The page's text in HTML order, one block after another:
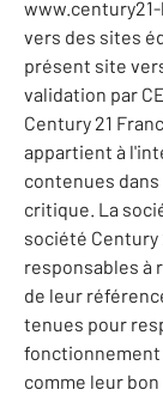
vers des sites
présent site
validation par
Century 21
appartient à
contenues
critique. La
société
responsables à
de leur
tenues pour
fonctionnement
comme leur